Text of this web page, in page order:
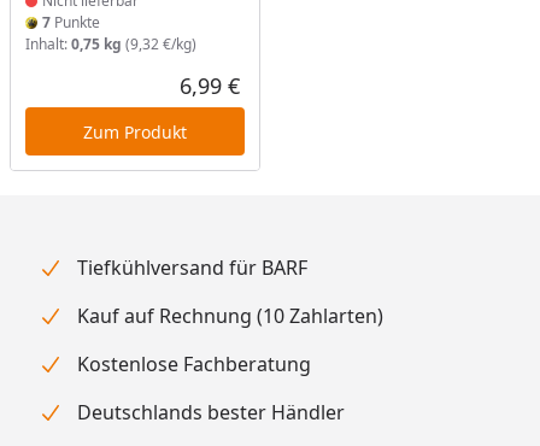
7 Punkte
Inhalt:0,75 kg (9,32 €/kg)
Aktueller Preis
6,99 €
Zum Produkt
Tiefkühlversand für BARF
Kauf auf Rechnung (10 Zahlarten)
Kostenlose Fachberatung
Deutschlands bester Händler